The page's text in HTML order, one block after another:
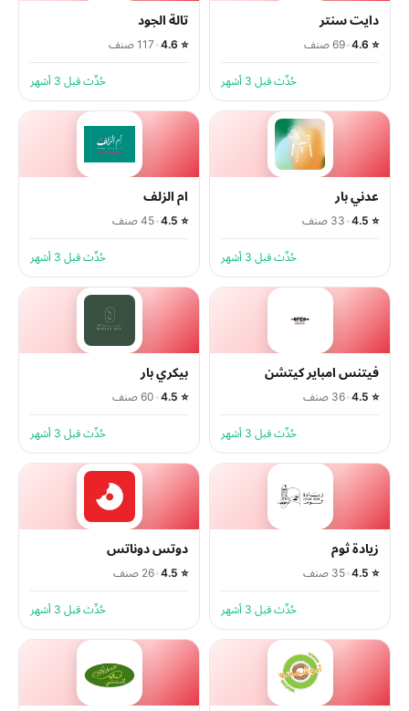
دايت سنتر
⭐ 4.6 69 صنف
حُدِّث قبل 3 أشهر
تالة الجود
⭐ 4.6 117 صنف
حُدِّث قبل 3 أشهر
عدني بار
⭐ 4.5 33 صنف
حُدِّث قبل 3 أشهر
ام الزلف
⭐ 4.5 45 صنف
حُدِّث قبل 3 أشهر
فيتنس امباير كيتشن
⭐ 4.5 36 صنف
حُدِّث قبل 3 أشهر
بيكري بار
⭐ 4.5 60 صنف
حُدِّث قبل 3 أشهر
زيادة ثوم
⭐ 4.5 35 صنف
حُدِّث قبل 3 أشهر
دوتس دوناتس
⭐ 4.5 26 صنف
حُدِّث قبل 3 أشهر